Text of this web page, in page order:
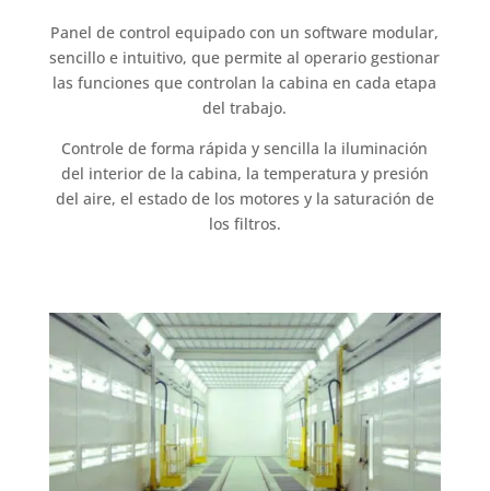
Panel de control equipado con un software modular,
sencillo e intuitivo, que permite al operario gestionar
las funciones que controlan la cabina en cada etapa
del trabajo.
Controle de forma rápida y sencilla la iluminación
del interior de la cabina, la temperatura y presión
del aire, el estado de los motores y la saturación de
los filtros.